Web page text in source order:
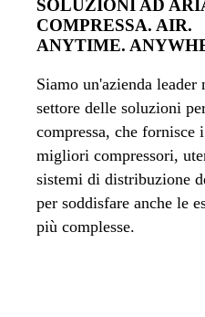
SOLUZIONI AD
COMPRESSA. AIR.
ANYTIME.
Siamo un'azienda leader
settore delle soluzioni
compressa, che fornisce i
migliori compressori,
sistemi di distribuzione
per soddisfare anche le
più complesse.